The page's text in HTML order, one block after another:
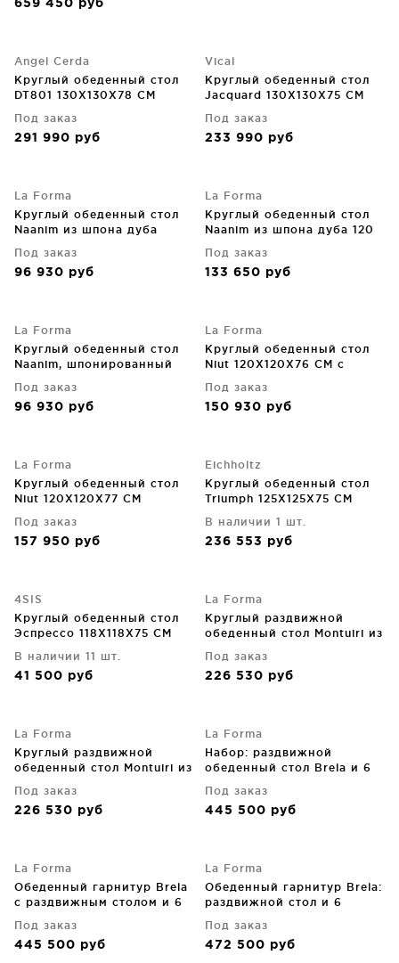
659 450 руб
Angel Cerda
Круглый обеденный стол
DT801 130X130X78 CM
Под заказ
291 990 руб
Vical
Круглый обеденный стол
Jacquard 130X130X75 CM
Под заказ
233 990 руб
La Forma
Круглый обеденный стол
Naanim из шпона дуба
Под заказ
96 930 руб
La Forma
Круглый обеденный стол
Naanim из шпона дуба 120
Под заказ
133 650 руб
La Forma
Круглый обеденный стол
Naanim, шпонированный
Под заказ
96 930 руб
La Forma
Круглый обеденный стол
Niut 120X120X76 CM с
Под заказ
150 930 руб
La Forma
Круглый обеденный стол
Niut 120X120X77 CM
Под заказ
157 950 руб
Eichholtz
Круглый обеденный стол
Triumph 125X125X75 CM
В наличии 1 шт.
236 553 руб
4SIS
Круглый обеденный стол
Эспрессо 118X118X75 CM
В наличии 11 шт.
41 500 руб
La Forma
Круглый раздвижной
обеденный стол Montuiri из
стальными ножками
120(200)X120X75 CM
Под заказ
226 530 руб
La Forma
Круглый раздвижной
обеденный стол Montuiri из
ножками с черным
покрытием 120(200)X75 CM
Под заказ
226 530 руб
La Forma
Набор: раздвижной
обеденный стол Brela и 6
Livadia из алюминия и
синтетического плетёного
Под заказ
445 500 руб
La Forma
Обеденный гарнитур Brela
с раздвижным столом и 6
цвета тауп и бежевого
текстилена 205X100 CM
Под заказ
445 500 руб
La Forma
Обеденный гарнитур Brela:
раздвижной стол и 6
Canea 205(287)X100 CM
Под заказ
472 500 руб